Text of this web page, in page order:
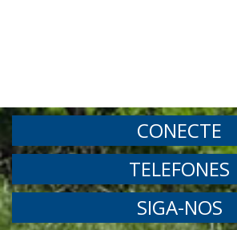
CONECTE
TELEFONES
SIGA-NOS